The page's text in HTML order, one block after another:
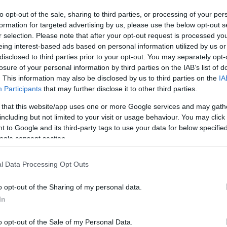
opt-out of the sale, sharing to third parties, or processing of your
for targeted advertising by us, please use the below opt-out
selection. Please note that after your opt-out request is processed
interest-based ads based on personal information utilized by us
to third parties prior to your opt-out. You may separately
of your personal information by third parties on the IAB’s list of
This information may also be disclosed by us to third parties on the
Participants that may further disclose it to other third parties.
that this website/app uses one or more Google services and may
but not limited to your visit or usage behaviour. You may
to Google and its third-party tags to use your data for below
consent section.
Data Processing Opt Outs
opt-out of the Sharing of my personal data.
opt-out of the Sale of my Personal Data.
0 Hund Gábor - 2024. augusztus 19. 0
Barum Rally 2024 – Videón az idei
verseny leglátványosabb jelenetei
Hund Gábor